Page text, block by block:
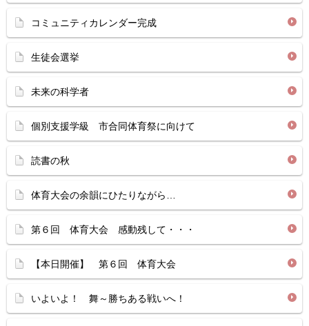
コミュニティカレンダー完成
生徒会選挙
未来の科学者
個別支援学級 市合同体育祭に向けて
読書の秋
体育大会の余韻にひたりながら…
第６回 体育大会 感動残して・・・
【本日開催】 第６回 体育大会
いよいよ！ 舞～勝ちある戦いへ！